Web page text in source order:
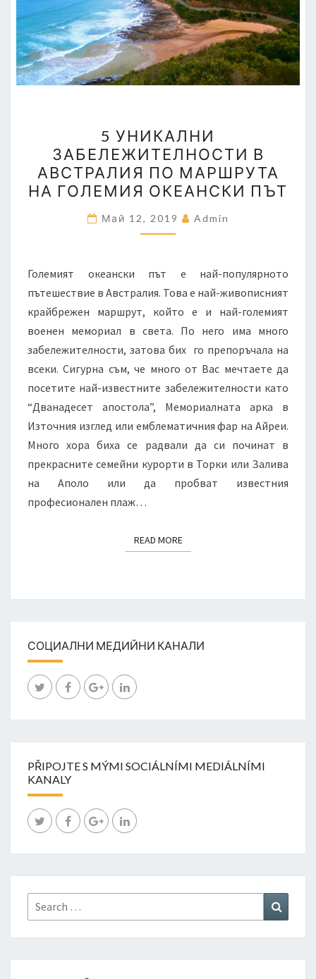
УНИКАЛНИ
ЗАБЕЛЕЖИТЕЛНОСТИ
В
АВСТРАЛИЯ
ПО
МАРШРУТА
ГОЛЕМИЯ
ОКЕАНСКИ
ПЪТ
5 УНИКАЛНИ
ЗАБЕЛЕЖИТЕЛНОСТИ В
АВСТРАЛИЯ ПО МАРШРУТА
НА ГОЛЕМИЯ ОКЕАНСКИ ПЪТ
Май 12, 2019 Admin
Големият океански път е най-популярното
пътешествие в Австралия. Това е най-живописният
крайбрежен маршрут, който е и най-големият
военен мемориал в света. По него има много
забележителности, затова бих го препоръчала на
всеки. Сигурна съм, че много от Вас мечтаете да
посетите най-известните забележителности като
“Дванадесет апостола”, Мемориалната арка в
Източния изглед или емблематичния фар на Айреи.
Много хора биха се радвали да си починат в
прекрасните семейни курорти в Торки или Залива
на Аполо или да пробват известния
професионален плаж…
READ MOREREAD MORE
СОЦИАЛНИ МЕДИЙНИ КАНАЛИ
PŘIPOJTE S MÝMI SOCIÁLNÍMI MEDIÁLNÍMI
KANALY
Search
for: